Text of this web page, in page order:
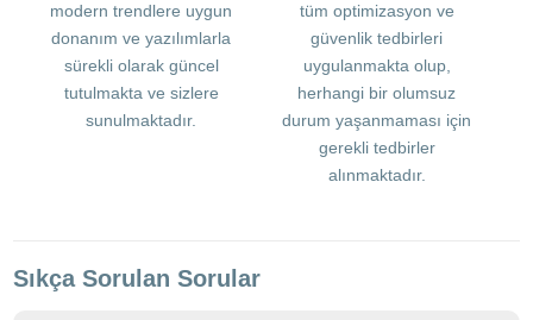
modern trendlere uygun
donanım ve yazılımlarla
sürekli olarak güncel
tutulmakta ve sizlere
sunulmaktadır.
tüm optimizasyon ve
güvenlik tedbirleri
uygulanmakta olup,
herhangi bir olumsuz
durum yaşanmaması için
gerekli tedbirler
alınmaktadır.
Sıkça Sorulan Sorular